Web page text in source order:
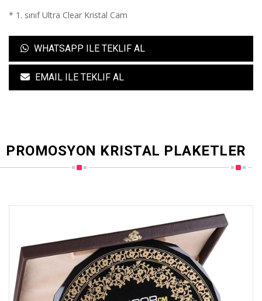
* 1. sınıf Ultra Clear Kristal Cam
WHATSAPP ILE TEKLIF AL
EMAIL ILE TEKLIF AL
PROMOSYON KRISTAL PLAKETLER